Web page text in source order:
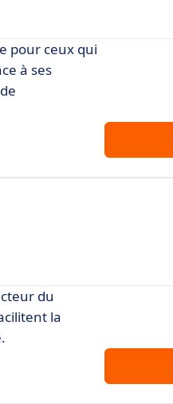
pour ceux qui
à ses
du
la